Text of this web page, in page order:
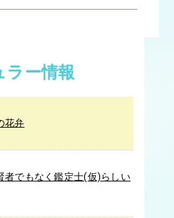
と3」小林裕介がスバル、
いただきます。
崩壊寸前」第2クール 矢野
させていただきます。
ラー情報
花弁
者でもなく鑑定士(仮)らしい